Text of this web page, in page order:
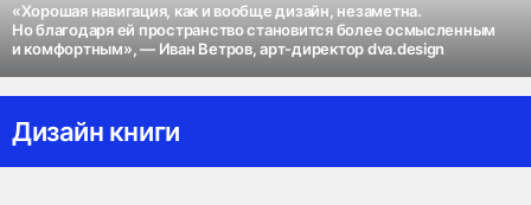
«Хорошая навигация, как и вообще дизайн, незаметна.
Но благодаря ей пространство становится более осмысленным
и комфортным», — Иван Ветров, арт-директор dva.design
Дизайн книги